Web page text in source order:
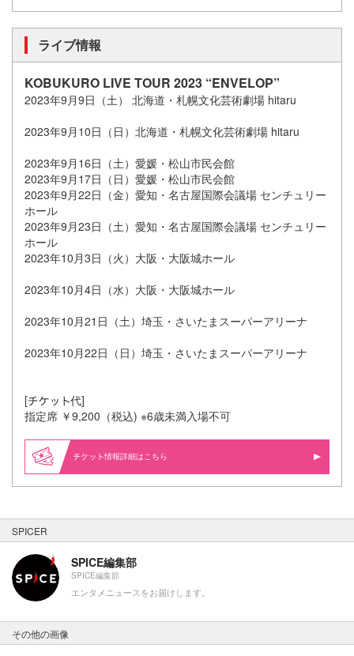
ライブ情報
KOBUKURO LIVE TOUR 2023 “ENVELOP”
2023年9月9日（土） 北海道・札幌文化芸術劇場 hitaru
2023年9月10日（日）北海道・札幌文化芸術劇場 hitaru
2023年9月16日（土）愛媛・松山市民会館
2023年9月17日（日）愛媛・松山市民会館
2023年9月22日（金）愛知・名古屋国際会議場 センチュリー
ホール
2023年9月23日（土）愛知・名古屋国際会議場 センチュリー
ホール
2023年10月3日（火）大阪・大阪城ホール
2023年10月4日（水）大阪・大阪城ホール
2023年10月21日（土）埼玉・さいたまスーパーアリーナ
2023年10月22日（日）埼玉・さいたまスーパーアリーナ
[
代]
指定席 ￥9,200（税込) ※6歳未満入場不可
情報詳細はこちら
SPICER
SPICE編集部
SPICE編集部
エンタメニュースをお届けします。
その他の画像